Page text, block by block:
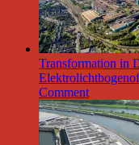
Transformation in
Comment